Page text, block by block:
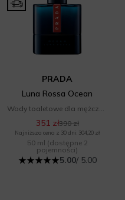
PRADA
Luna Rossa Ocean
351 zł390 zł
Najniższa cena z 30 dni: 304,20 zł
50 ml (dostępne 2
pojemności)
5.00/ 5.00